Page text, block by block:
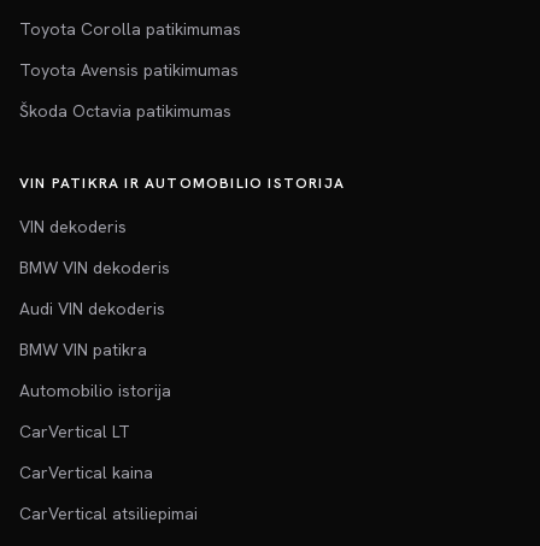
Toyota Corolla patikimumas
Toyota Avensis patikimumas
Škoda Octavia patikimumas
VIN PATIKRA IR AUTOMOBILIO ISTORIJA
VIN dekoderis
BMW VIN dekoderis
Audi VIN dekoderis
BMW VIN patikra
Automobilio istorija
CarVertical LT
CarVertical kaina
CarVertical atsiliepimai